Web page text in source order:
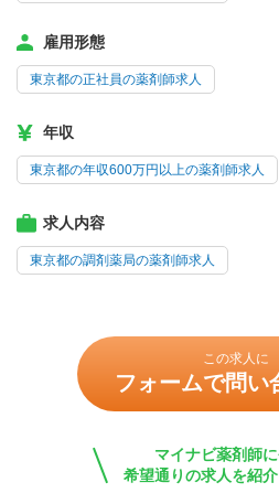
雇用形態
東京都の正社員の薬剤師求人
年収
東京都の年収600万円以上の薬剤師求人
求人内容
東京都の調剤薬局の薬剤師求人
この求人に
フォームで問い
マイナビ薬剤師
希望通りの求人を紹